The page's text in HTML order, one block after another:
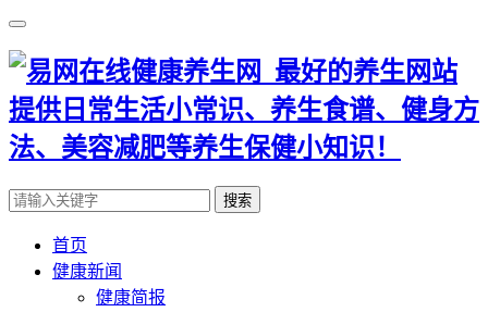
搜索
首页
健康新闻
健康简报